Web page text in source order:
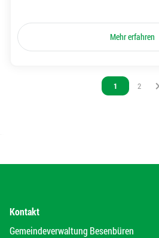
Mehr erfahren
Vous êtes sur
1 Vous
2
Kontakt
Gemeindeverwaltung Besenbüren